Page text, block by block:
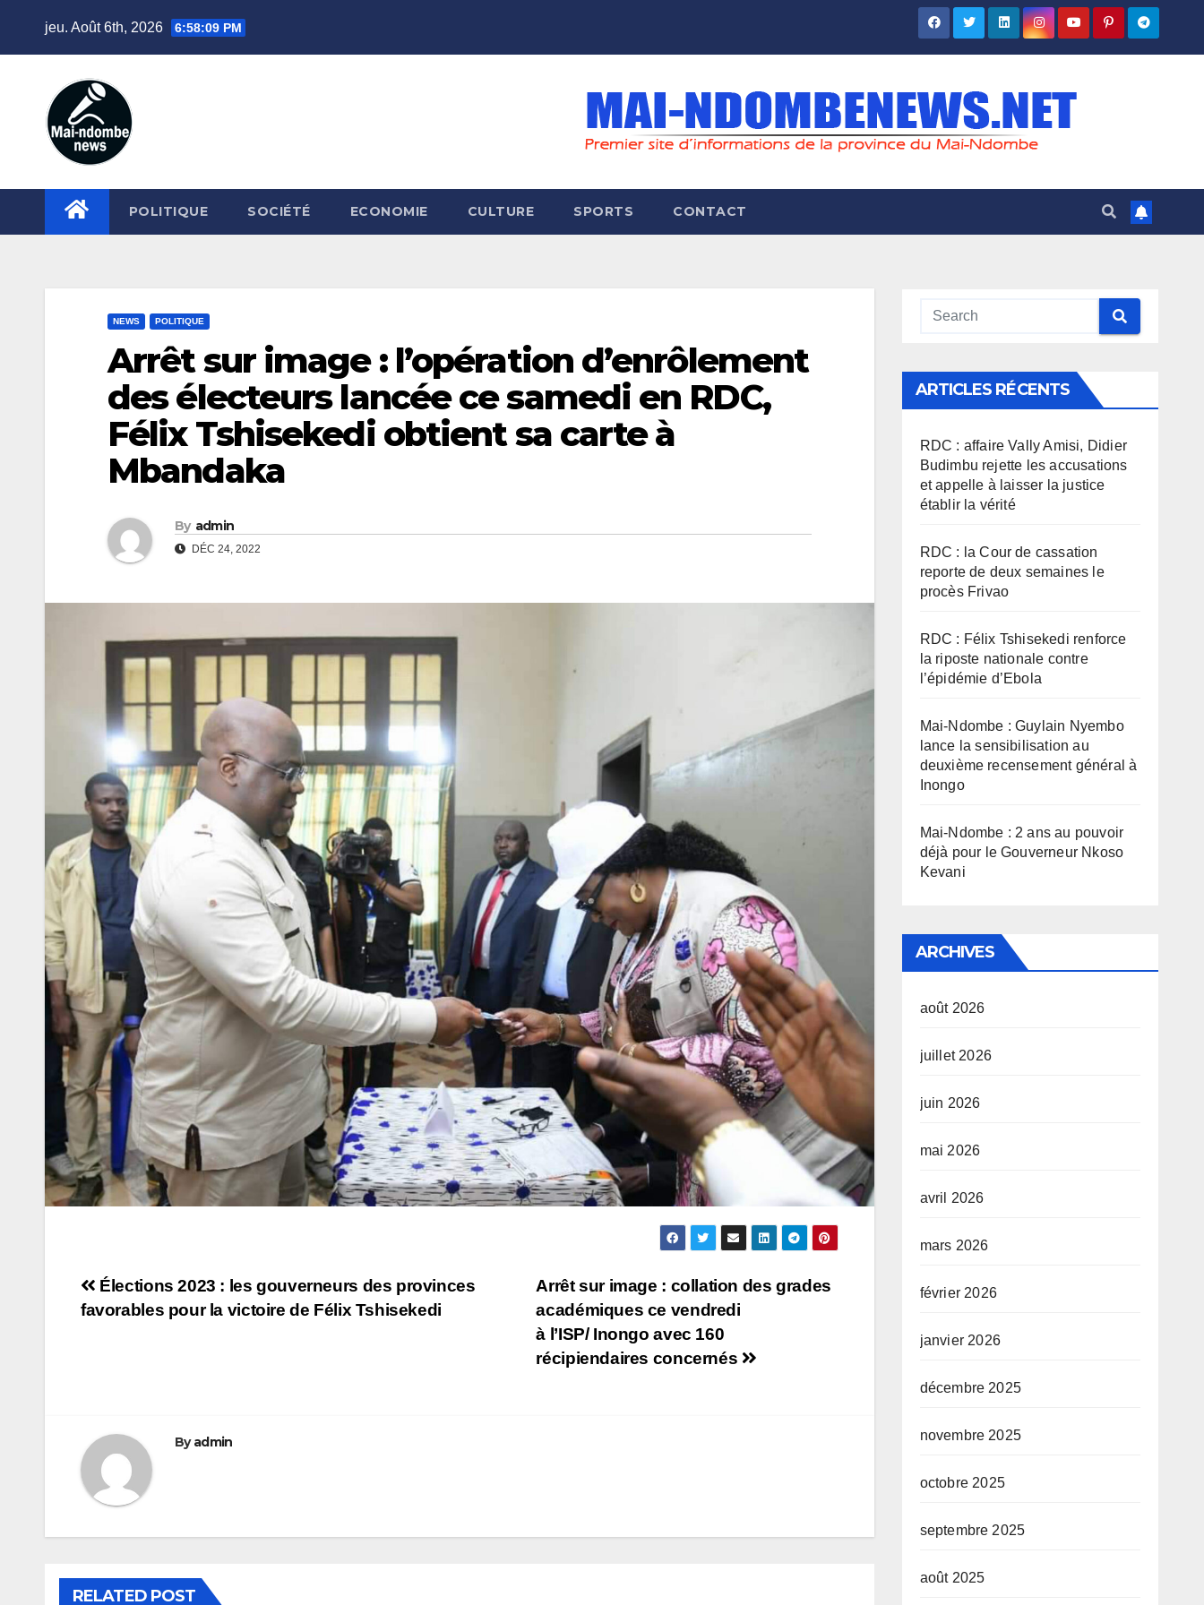
jeu. Août 6th, 2026 6:58:10 PM
POLITIQUE SOCIÉTÉ ECONOMIE CULTURE SPORTS CONTACT
NEWS POLITIQUE
Arrêt sur image : l’opération d’enrôlement
des électeurs lancée ce samedi en RDC,
Félix Tshisekedi obtient sa carte à
Mbandaka
By admin
DÉC 24, 2022
Navigation
Arrêt sur image : collation des grades
académiques ce vendredi
à l’ISP/ Inongo avec 160
récipiendaires concernés
Élections 2023 : les gouverneurs des provinces
favorables pour la victoire de Félix Tshisekedi
Byadmin
RELATED POST
ARTICLES RÉCENTS
RDC : affaire Vally Amisi, Didier
Budimbu rejette les accusations
et appelle à laisser la justice
établir la vérité
RDC : la Cour de cassation
reporte de deux semaines le
procès Frivao
RDC : Félix Tshisekedi renforce
la riposte nationale contre
l’épidémie d’Ebola
Mai-Ndombe : Guylain Nyembo
lance la sensibilisation au
deuxième recensement général à
Inongo
Mai-Ndombe : 2 ans au pouvoir
déjà pour le Gouverneur Nkoso
Kevani
ARCHIVES
août 2026
juillet 2026
juin 2026
mai 2026
avril 2026
mars 2026
février 2026
janvier 2026
décembre 2025
novembre 2025
octobre 2025
septembre 2025
août 2025